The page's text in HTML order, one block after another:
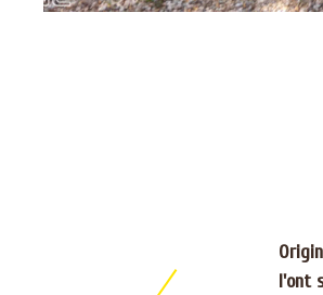
l'ont